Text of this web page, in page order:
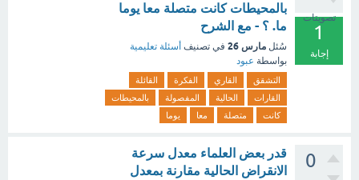
تصويتات
1
إجابة
بالمحيطات كانت متصلة معا يوما
ما. ؟ - مع الشرح
سُئل مارس 26 في تصنيف أسئلة تعليمية
بواسطة عبود
التشقق القاري الفكرة
القائلة
القارات
الحالية المفصولة
بالمحيطات
كانت
متصلة معا يوما
0
قدر بعض العلماء معدل سرعة
الانقراض الحالية مقارنة بمعدل